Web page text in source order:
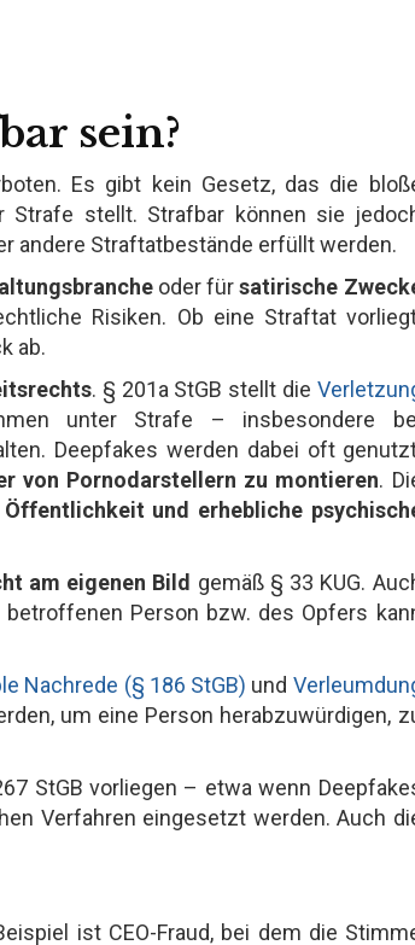
sein?
Es gibt kein Gesetz, das die
Strafe stellt. Strafbar können sie
andere Straftatbestände erfüllt werden.
oder fürsatirische
Risiken. Ob eine Straftat
ab.
. § 201a StGB stellt die
unter Strafe – insbesondere
Deepfakes werden dabei oft
von Pornodarstellern zu montieren.
und erhebliche
am eigenen Bild gemäß § 33 KUG.
Person bzw. des Opfers
Nachrede (§ 186 StGB) und
um eine Person herabzuwürdigen,
StGB vorliegen – etwa wenn
Verfahren eingesetzt werden. Auch
ist CEO-Fraud, bei dem die